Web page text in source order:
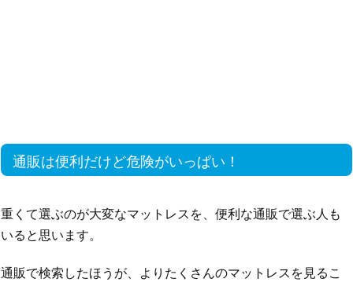
通販は便利だけど危険がいっぱい！
重くて選ぶのが大変なマットレスを、便利な通販で選ぶ人も
いると思います。
通販で検索したほうが、よりたくさんのマットレスを見るこ